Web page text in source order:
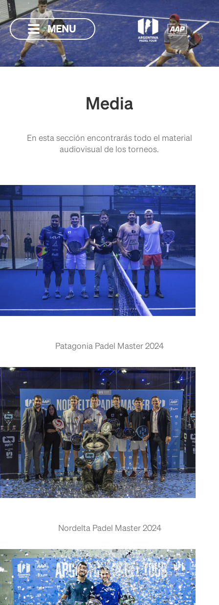
MENU
Media
En esta sección encontrarás todo el material
audiovisual de los torneos.
Patagonia Padel Master 2024
Nordelta Padel Master 2024